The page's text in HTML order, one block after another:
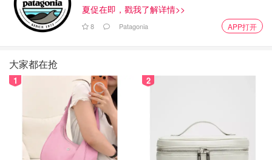
夏促在即，戳我了解详情>>
8 Patagonia APP打开
大家都在抢
1 2